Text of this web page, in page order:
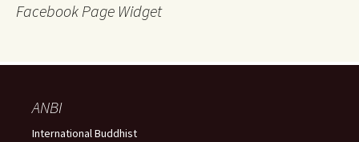
Facebook Page Widget
ANBI
International Buddhist